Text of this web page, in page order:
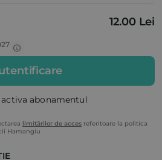
12.00 Lei
abonamentul
limitărilor de acces referitoare la politica
Hamangiu